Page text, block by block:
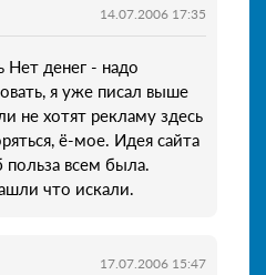
14.07.2006 17:35
Нет денег - надо
я уже писал выше
не хотят рекламу здесь
ё-мое. Идея сайта
польза всем была.
что искали.
17.07.2006 15:47